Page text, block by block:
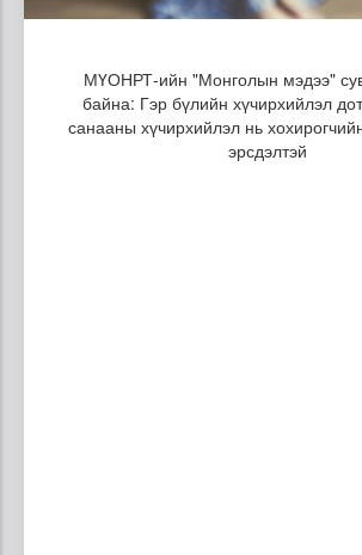
МҮОНРТ-ийн "Монголын мэдээ"
байна: Гэр бүлийн хүчирхийлэл
санааны хүчирхийлэл нь
эрсдэлтэй